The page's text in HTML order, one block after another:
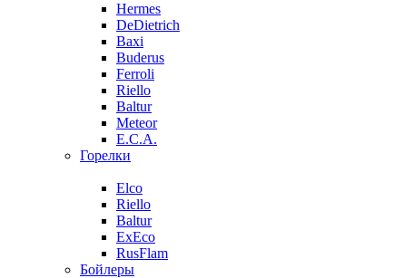
Hermes
DeDietrich
Baxi
Buderus
Ferroli
Riello
Baltur
Meteor
E.C.A.
Горелки
Elco
Riello
Baltur
ExEco
RusFlam
Бойлеры